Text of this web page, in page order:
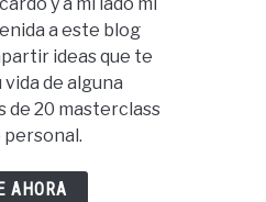
y a mi lado mi
a este blog
ideas que te
de alguna
de 20 masterclass
AHORA